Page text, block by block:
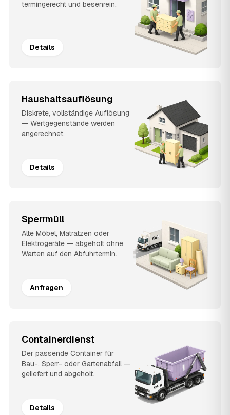
termingerecht und besenrein.
Details
Haushaltsauflösung
Diskrete, vollständige Auflösung
— Wertgegenstände werden
angerechnet.
Details
Sperrmüll
Alte Möbel, Matratzen oder
Elektrogeräte — abgeholt ohne
Warten auf den Abfuhrtermin.
Anfragen
Containerdienst
Der passende Container für
Bau-, Sperr- oder Gartenabfall —
geliefert und abgeholt.
Details